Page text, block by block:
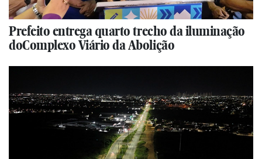
Prefeito entrega quarto trecho da iluminação
doComplexo Viário da Abolição